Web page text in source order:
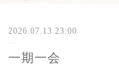
2026.07.13 23:00
一期一会